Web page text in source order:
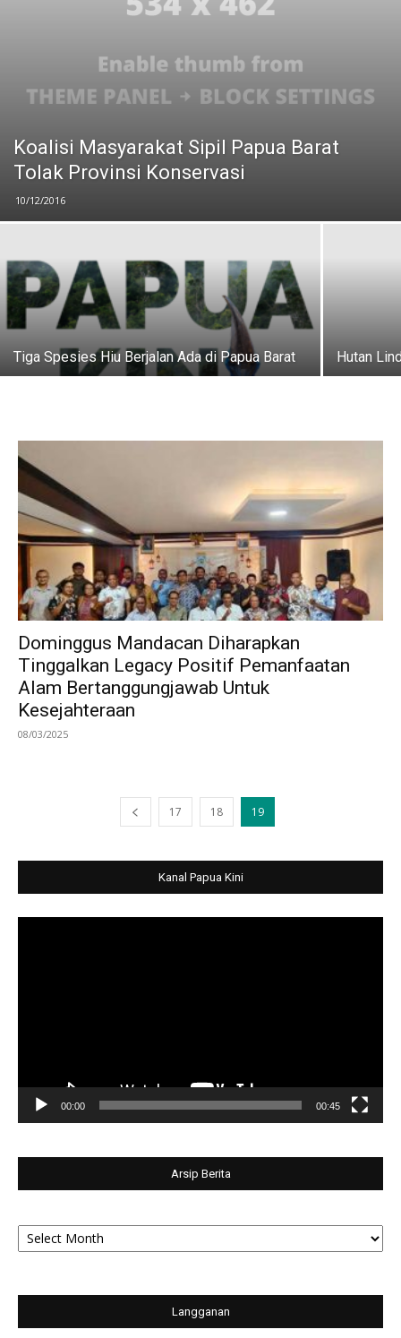
Koalisi Masyarakat Sipil Papua Barat
Tolak Provinsi Konservasi
10/12/2016
Tiga Spesies Hiu Berjalan Ada di Papua Barat Hutan
Dominggus Mandacan Diharapkan
Tinggalkan Legacy Positif Pemanfaatan
Alam Bertanggungjawab Untuk
Kesejahteraan
08/03/2025
17 18 19
Kanal Papua Kini
00:00 00:45
Arsip Berita
Arsip
Berita
Langganan